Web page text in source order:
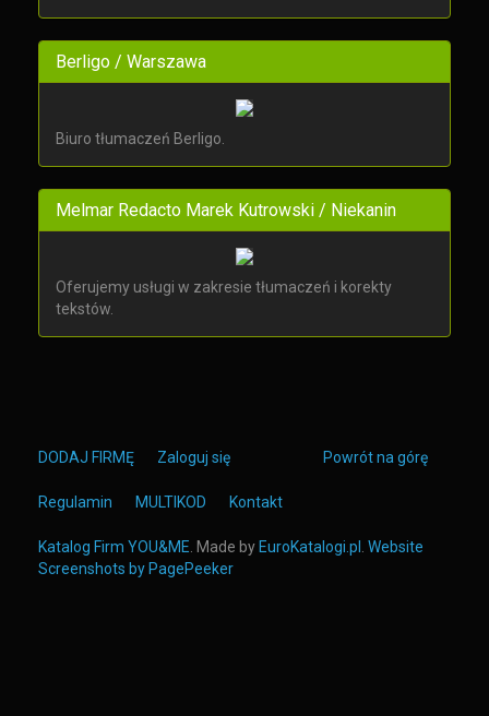
Berligo / Warszawa
Biuro tłumaczeń Berligo.
Melmar Redacto Marek Kutrowski / Niekanin
Oferujemy usługi w zakresie tłumaczeń i korekty
tekstów.
Powrót na górę
DODAJ FIRMĘ Zaloguj się
Regulamin MULTIKOD Kontakt
Katalog Firm YOU&ME . Made by EuroKatalogi.pl
Website
Screenshots by PagePeeker